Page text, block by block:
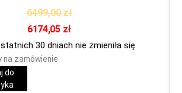
6499,00zł
6174,05 zł
30 dniach nie zmieniła się
zamówienie
do